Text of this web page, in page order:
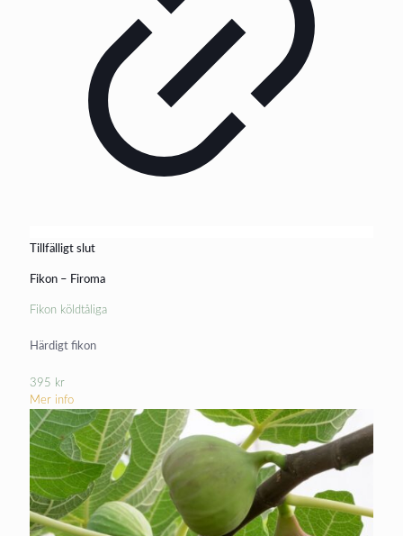
Tillfälligt slut
Fikon – Firoma
Fikon köldtåliga
Härdigt fikon
395 kr
Mer info